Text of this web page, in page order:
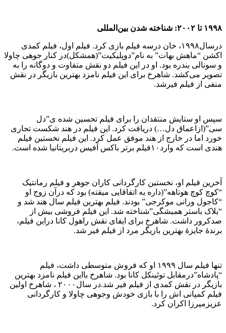
۱۹۹۸ تا ۲۰۰۲: شناخته شدن بین‌المللی
درسال۱۹۹۸، خان درسه فیلم بازی کرد. فیلم اول، فیلم کمدی
اکشن “ماهش بهات” به نام”دوپلیکیت”(همشکل)در کنار جوهی چاولا
و سونالی بندره بود. او در این فیلم دو نقش متفاوت و دوگانه را به
تصویر می‌کشد. شاهرخ برای این فیلم نامزد بهترین بازیگر در نقش
منفی از فیلم فیرشد.
سپس او ستایش منتقدان را برای فیلم تحسین شده ی”دل
سی”(ازاعماق دل…) دریافت کرد. این فیلم در هند شکست تجاری
خورد اما در خارج از هند موفق عمل کرد. این فیلم نخستین فیلم
هندی است که وارد۱۰فیلم برتر باکس آفیس دربریتانیا شده است.
آخرین فیلم او، نخستین کارگردانی کاران جوهر و فیلم رمانتیک
“کوچ کوچ هوتاهه”(داره یه اتفاقایی میفته) بود که درآن زوج‌ او
“کاجول ورانی موکرجی” بودند. فیلم بهترین فیلم سال هند شد و
“بلاک باستر همیشگی”شناخته شد. این فیلم فروشی بیش از
صدکرور داشت. شاهرخ برای ایفای نقش راهول کانا دراین فیلم،
برندهٔ جایزهٔ بهترین بازیگر مرد از فیلم فیر شد.
تنها فیلم سال ۱۹۹۹ او که فروش متوسطی داشت، فیلم
“پادشاه”درمقابل توئینکل کانا بود. شاهرخ بااین فیلم نامزد بهترین
بازیگر در نقش کمدی از فیلم فیر شد.در سال۲۰۰۰ ، شاهرخ اولین
فیلم کمپانی اش را با بازی خودش وجوهی چاولا و کارگردانی
عزیزمیرزا اکران کرد.